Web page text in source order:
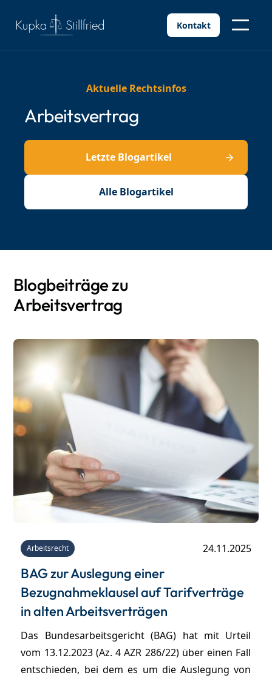
Kontakt
Aktuelle Rechtsinfos
Arbeitsvertrag
Letzte Blogartikel
Alle Blogartikel
Blogbeiträge zu
Arbeitsvertrag
Arbeitsrecht 24.11.2025
BAG zur Auslegung einer
Bezugnahmeklausel auf Tarifverträge
in alten Arbeitsverträgen
Das Bundesarbeitsgericht (BAG) hat mit Urteil
vom 13.12.2023 (Az. 4 AZR 286/22) über einen Fall
entschieden, bei dem es um die Auslegung von